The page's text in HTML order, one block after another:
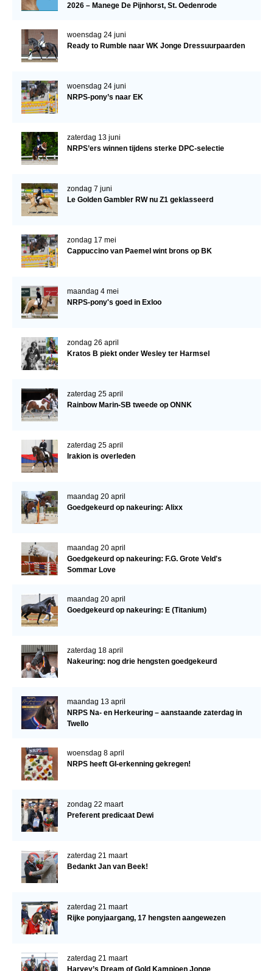
Verrichtingsonderzoek NRPS
Verrichtingsonderzoek 2024-2025
Verrichtingsonderzoek 2021-2022
Verrichtingsonderzoek 2019-2020
Sport
Paard te koop
Inloggen
REGIO'S
Bestuur Regio Noord
Regio Midden
Regio West
Regio Zuid
Word vrijiwilliger
KALENDER
ACCOUNT AANMAKEN
2026 – Manege De Pijnhorst, St. Oedenrode
woensdag 24 juni
Ready to Rumble naar WK Jonge Dressuurpaarden
woensdag 24 juni
NRPS-pony’s naar EK
zaterdag 13 juni
NRPS’ers winnen tijdens sterke DPC-selectie
zondag 7 juni
Le Golden Gambler RW nu Z1 geklasseerd
zondag 17 mei
Cappuccino van Paemel wint brons op BK
maandag 4 mei
NRPS-pony's goed in Exloo
zondag 26 april
Kratos B piekt onder Wesley ter Harmsel
zaterdag 25 april
Rainbow Marin-SB tweede op ONNK
zaterdag 25 april
Irakion is overleden
maandag 20 april
Goedgekeurd op nakeuring: Alixx
maandag 20 april
Goedgekeurd op nakeuring: F.G. Grote Veld's
Sommar Love
maandag 20 april
Goedgekeurd op nakeuring: E (Titanium)
zaterdag 18 april
Nakeuring: nog drie hengsten goedgekeurd
maandag 13 april
NRPS Na- en Herkeuring – aanstaande zaterdag in
Twello
woensdag 8 april
NRPS heeft GI-erkenning gekregen!
zondag 22 maart
Preferent predicaat Dewi
zaterdag 21 maart
Bedankt Jan van Beek!
zaterdag 21 maart
Rijke ponyjaargang, 17 hengsten aangewezen
zaterdag 21 maart